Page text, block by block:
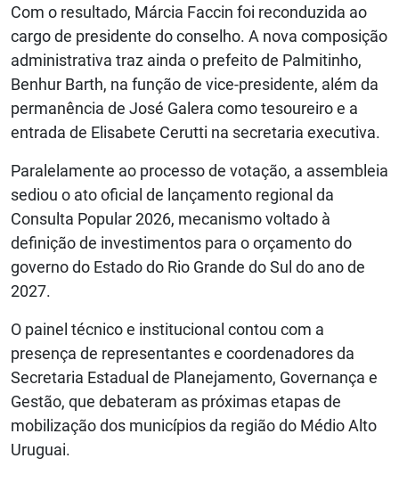
Com o resultado, Márcia Faccin foi reconduzida ao
cargo de presidente do conselho. A nova composição
administrativa traz ainda o prefeito de Palmitinho,
Benhur Barth, na função de vice-presidente, além da
permanência de José Galera como tesoureiro e a
entrada de Elisabete Cerutti na secretaria executiva.
Paralelamente ao processo de votação, a assembleia
sediou o ato oficial de lançamento regional da
Consulta Popular 2026, mecanismo voltado à
definição de investimentos para o orçamento do
governo do Estado do Rio Grande do Sul do ano de
2027.
O painel técnico e institucional contou com a
presença de representantes e coordenadores da
Secretaria Estadual de Planejamento, Governança e
Gestão, que debateram as próximas etapas de
mobilização dos municípios da região do Médio Alto
Uruguai.